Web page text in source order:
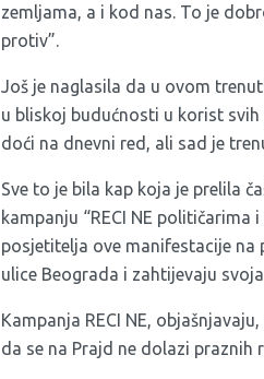
zemljama, a i kod nas. To je
protiv”.
Još je naglasila da u ovom
u bliskoj budućnosti u korist svih
doći na dnevni red, ali sad je
Sve to je bila kap koja je prelila
kampanju “RECI NE
posjetitelja ove manifestacije na
ulice Beograda i zahtijevaju
Kampanja RECI NE,
da se na Prajd ne dolazi praznih